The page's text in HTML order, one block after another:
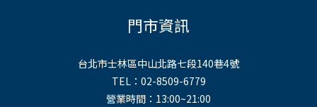
門市資訊
台北市士林區中山北路七段140巷4號
TEL：02-8509-6779
營業時間：13:00~21:00